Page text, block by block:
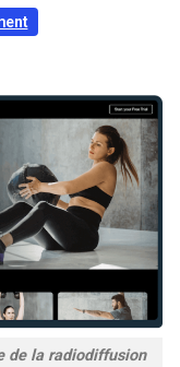
de la radiodiffusion